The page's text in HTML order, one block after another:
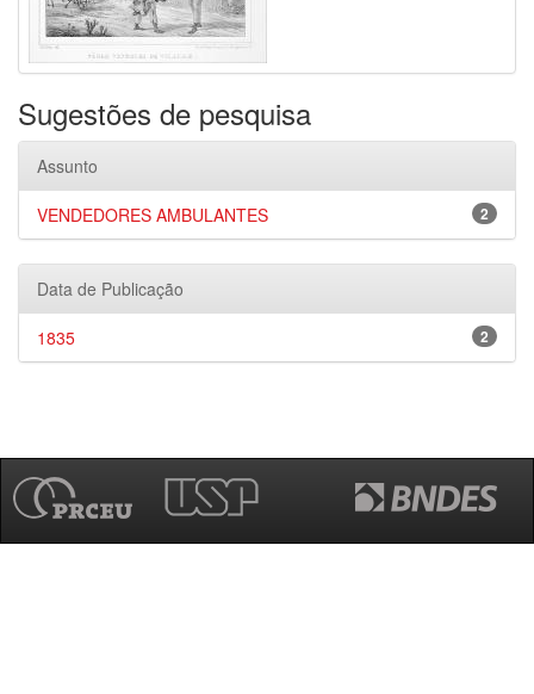
Sugestões de pesquisa
Assunto
2
VENDEDORES AMBULANTES
Data de Publicação
2
1835